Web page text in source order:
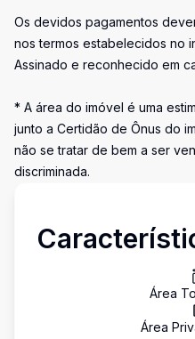
Os devidos pagamentos
nos termos estabelecidos no
Assinado e reconhecido em
* A área do imóvel é uma
junto a Certidão de Ônus do
não se tratar de bem a ser
discriminada.
Área
Área